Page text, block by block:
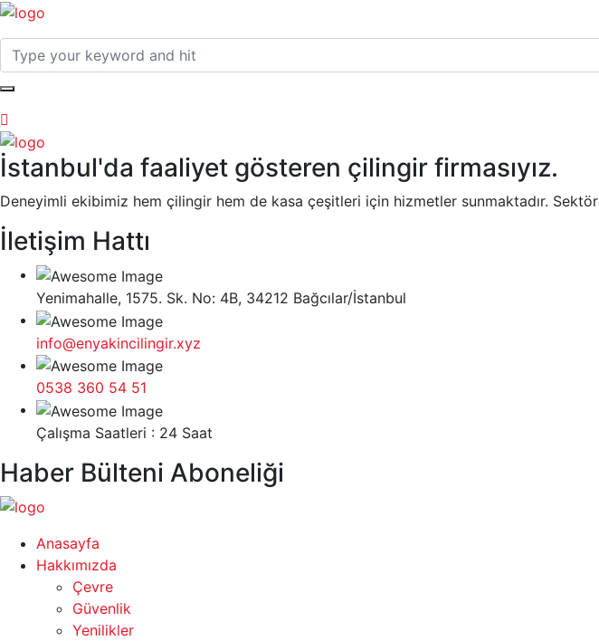
İstanbul'da faaliyet gösteren çilingir firmasıyız.
Deneyimli ekibimiz hem çilingir hem de kasa çeşitleri için hizmetler sunmaktadır.
İletişim Hattı
Yenimahalle, 1575. Sk. No: 4B, 34212 Bağcılar/İstanbul
info@enyakincilingir.xyz
0538 360 54 51
Çalışma Saatleri : 24 Saat
Haber Bülteni Aboneliği
Anasayfa
Hakkımızda
Çevre
Güvenlik
Yenilikler